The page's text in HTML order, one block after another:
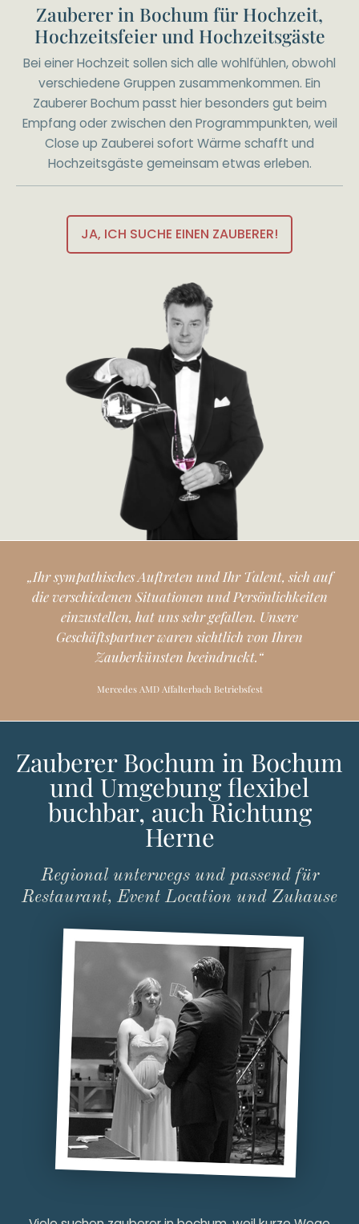
Zauberer in Bochum für Hochzeit,
Hochzeitsfeier und Hochzeitsgäste
Bei einer Hochzeit sollen sich alle wohlfühlen, obwohl
verschiedene Gruppen zusammenkommen. Ein
Zauberer Bochum passt hier besonders gut beim
Empfang oder zwischen den Programmpunkten, weil
Close up Zauberei sofort Wärme schafft und
Hochzeitsgäste gemeinsam etwas erleben.
JA, ICH SUCHE EINEN ZAUBERER!
„Ihrsympathisches Auftreten und Ihr Talent, sich auf
die verschiedenen Situationen und Persönlichkeiten
einzustellen, hatunssehrgefallen. Unsere
Geschäftspartnerwaren sichtlich von Ihren
Zauberkünsten beeindruckt.“
Mercedes AMD Affalterbach Betriebsfest
Zauberer Bochum in Bochum
und Umgebung flexibel
buchbar, auch Richtung
Herne
Regional unterwegs und passend für
Restaurant, Event Location und Zuhause